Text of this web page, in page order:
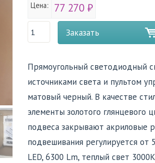
Цена: 77 270 ₽
Заказать
Прямоугольный светодиодный
источниками света и пультом
матовый черный. В качестве
элементы золотого глянцевого
подвеса закрывают акриловые
подвешивания регулируется
LED, 6300 Lm, теплый свет